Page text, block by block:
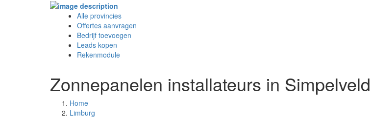
Alle provincies
Offertes aanvragen
Bedrijf toevoegen
Leads kopen
Rekenmodule
Zonnepanelen installateurs in Simpelveld
Home
Limburg